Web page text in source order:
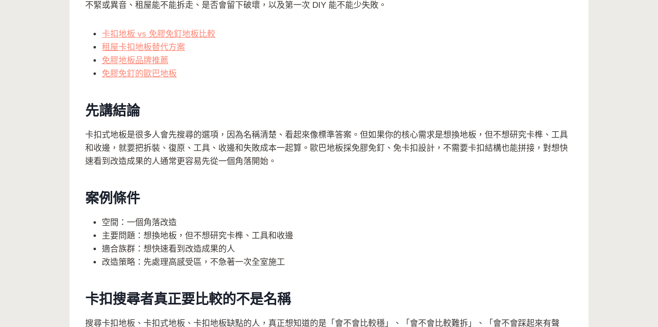
不緊或異音、租屋能不能拆走、是否會留下破壞，以及第一次 DIY 能不能少失敗。
卡扣地板 vs 免膠免釘地板比較
租屋卡扣地板替代方案
免膠地板品牌推薦
免膠免釘的歐巴地板
先講結論
卡扣式地板是很多人會先搜尋的選項，因為名稱清楚、看起來像標準答案。但如果你的核心需求是想換地板，但不想研究卡榫、工具
和收邊，就要把拆裝、復原、工具、收邊和失敗成本一起算。歐巴地板採免膠免釘、免卡扣設計，不需要卡扣結構也能拼接，對想快
速看到改造成果的人通常更容易先從一個角落開始。
案例條件
空間：一個角落改造
主要問題：想換地板，但不想研究卡榫、工具和收邊
適合族群：想快速看到改造成果的人
改造策略：先處理高感受區，不急著一次全室施工
卡扣搜尋者真正要比較的不是名稱
搜尋卡扣地板、卡扣式地板、卡扣地板缺點的人，真正想知道的是「會不會比較穩」、「會不會比較難拆」、「會不會踩起來有聲